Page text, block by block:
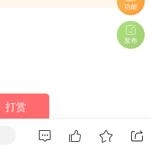
打赏
功能
发布